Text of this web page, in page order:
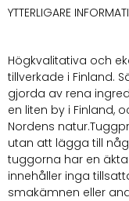
YTTERLIGARE
Högkvalitativa och
tillverkade i Finland.
gjorda av rena
en liten by i Finland,
Nordens
utan att lägga till
tuggorna har en
innehåller inga
smakämnen eller